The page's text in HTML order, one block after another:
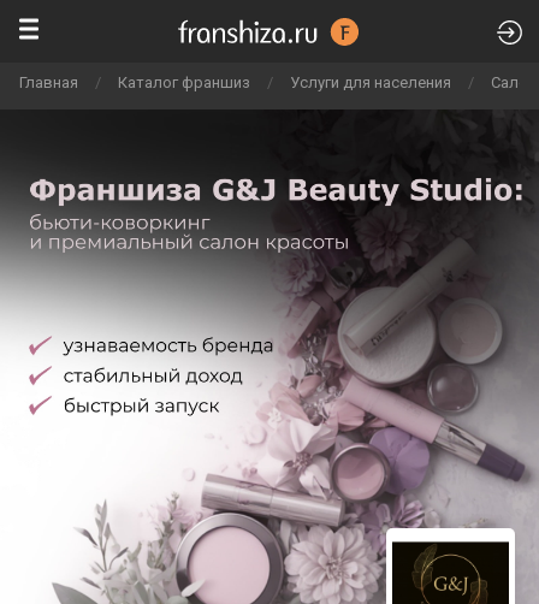
Главная / Каталог франшиз / Услуги для населения /